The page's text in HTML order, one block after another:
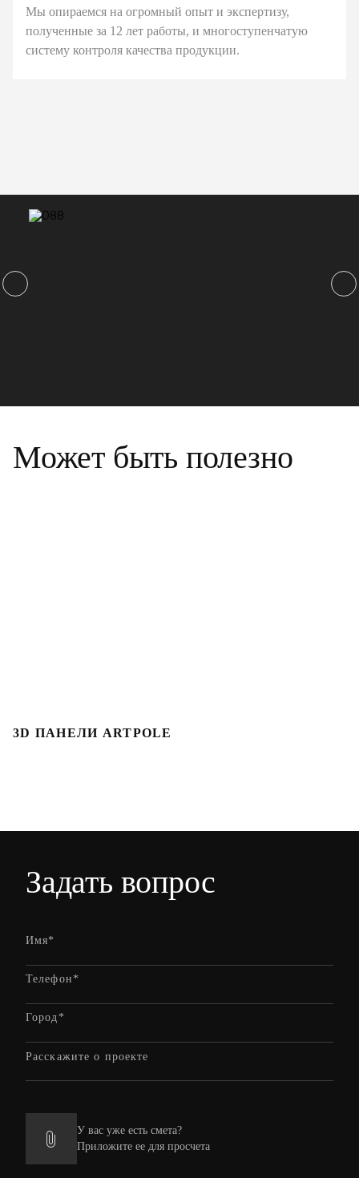
Мы опираемся на огромный опыт и экспертизу,
полученные за 12 лет работы, и многоступенчатую
систему контроля качества продукции.
Может быть полезно
3D ПАНЕЛИ ARTPOLE
Задать вопрос
У вас уже есть смета?
Приложите ее для просчета